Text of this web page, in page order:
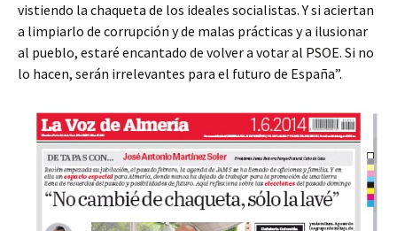
vistiendo la chaqueta de los ideales socialistas. Y si aciertan
a limpiarlo de corrupción y de malas prácticas y a ilusionar
al pueblo, estaré encantado de volver a votar al PSOE. Si no
lo hacen, serán irrelevantes para el futuro de España”.